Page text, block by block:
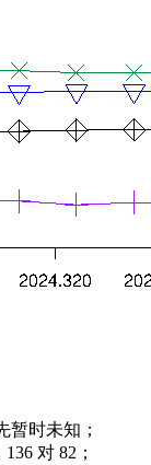
暂时未知；
对 82；